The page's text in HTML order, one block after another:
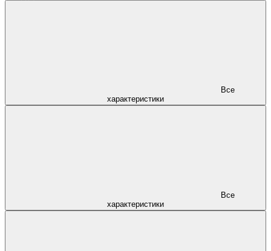
характеристики
характеристики